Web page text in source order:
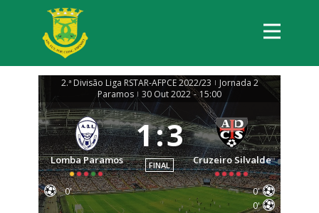
2.ª Divisão Liga RSTAR-AFPCE 2022/23 | Jornada 2
Paramos | 30 Out 2022 - 15:00
Lomba Paramos
1:3
FINAL Cruzeiro Silvalde
0'
0'
0'